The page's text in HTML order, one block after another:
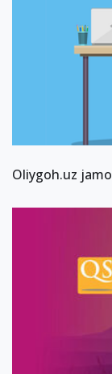
Oliygoh.uz